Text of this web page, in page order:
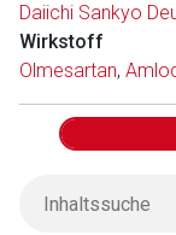
Daiichi Sankyo
Wirkstoff
Olmesartan,
Aufruf einer
Der von Ihnen
Seite. Für die